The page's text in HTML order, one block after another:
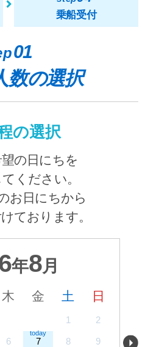
乗船受付
01
数の選択
の選択
の日にちを
ください。
お日にちから
ております。
年8月
木 金 土 日
1 2
6 7 8 9